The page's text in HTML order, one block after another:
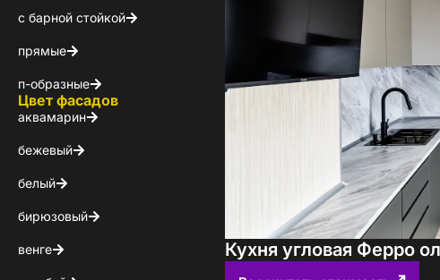
с барной стойкой
прямые
п-образные
Цвет фасадов
аквамарин
бежевый
белый
бирюзовый
венге Кухня угловая Ферро
КОНТАКТЫ
БЛОГ